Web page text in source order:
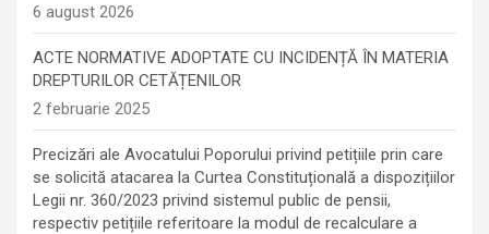
6 august 2026
ACTE NORMATIVE ADOPTATE CU INCIDENȚĂ ÎN MATERIA
DREPTURILOR CETĂȚENILOR
2 februarie 2025
Precizări ale Avocatului Poporului privind petițiile prin care
se solicită atacarea la Curtea Constituțională a dispozițiilor
Legii nr. 360/2023 privind sistemul public de pensii,
respectiv petițiile referitoare la modul de recalculare a